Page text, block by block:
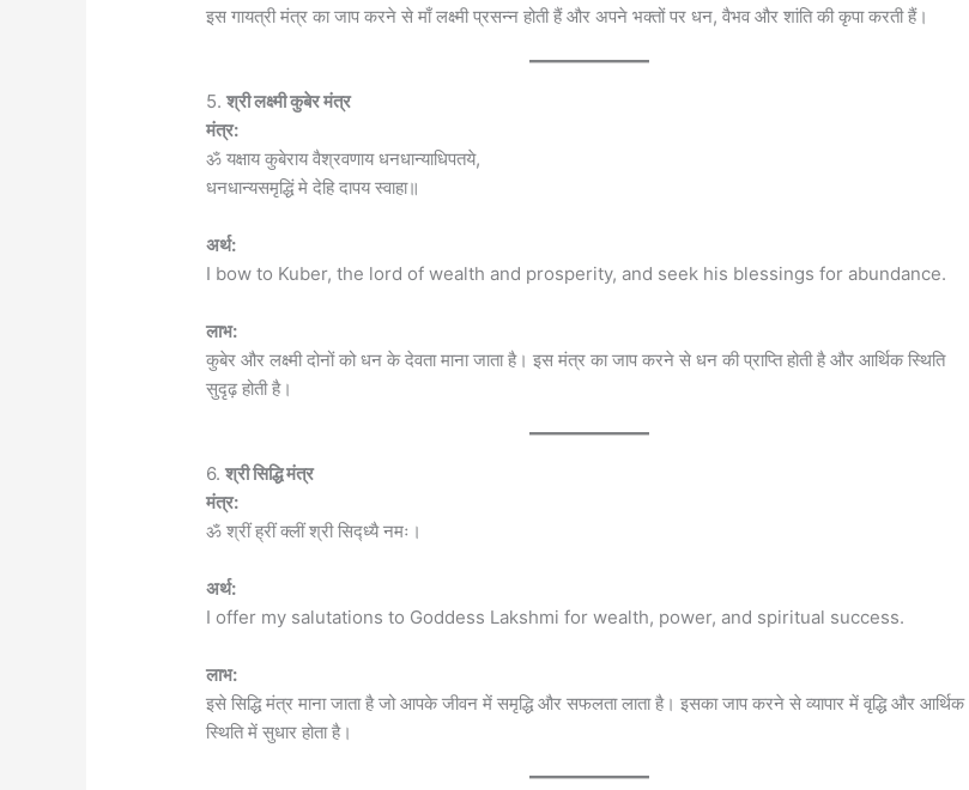
इस गायत्री मंत्र का जाप करने से माँ लक्ष्मी प्रसन्न होती हैं और अपने भक्तों पर धन, वैभव और शांति की कृपा करती हैं।
5.श्री लक्ष्मी कुबेर मंत्र
मंत्र:
ॐ यक्षाय कुबेराय वैश्रवणाय धनधान्याधिपतये,
धनधान्यसमृद्धिं मे देहि दापय स्वाहा॥
अर्थ:
I bow to Kuber, the lord of wealth and prosperity, and seek his blessings for abundance.
लाभ:
कुबेर और लक्ष्मी दोनों को धन के देवता माना जाता है। इस मंत्र का जाप करने से धन की प्राप्ति होती है और आर्थिक स्थिति
सुदृढ़ होती है।
6.श्री सिद्धि मंत्र
मंत्र:
ॐ श्रीं ह्रीं क्लीं श्री सिद्ध्यै नमः।
अर्थ:
I offer my salutations to Goddess Lakshmi for wealth, power, and spiritual success.
लाभ:
इसे सिद्धि मंत्र माना जाता है जो आपके जीवन में समृद्धि और सफलता लाता है। इसका जाप करने से व्यापार में वृद्धि और आर्थिक
स्थिति में सुधार होता है।